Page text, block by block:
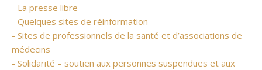
- La presse libre
- Quelques sites de réinformation
- Sites de professionnels de la santé et d’associations de
médecins
- Solidarité – soutien aux personnes suspendues et aux